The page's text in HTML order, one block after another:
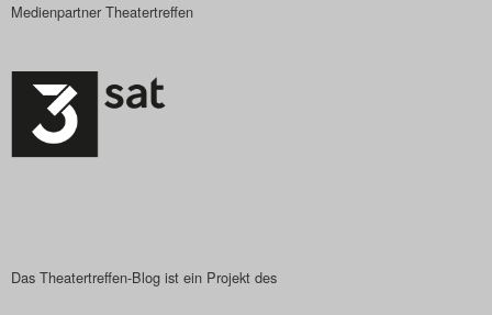
Medienpartner Theatertreffen
Das Theatertreffen-Blog ist ein Projekt des